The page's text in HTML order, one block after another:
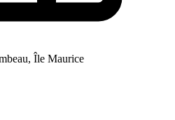
Île Maurice